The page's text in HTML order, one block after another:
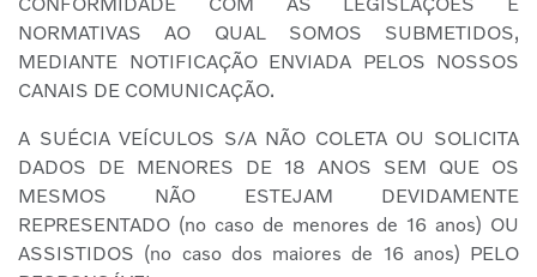
NORMATIVAS AO QUAL SOMOS SUBMETIDOS,
MEDIANTE NOTIFICAÇÃO ENVIADA PELOS NOSSOS
CANAIS DE COMUNICAÇÃO.
A SUÉCIA VEÍCULOS S/A NÃO COLETA OU SOLICITA
DADOS DE MENORES DE 18 ANOS SEM QUE OS
MESMOS NÃO ESTEJAM DEVIDAMENTE
REPRESENTADO (no caso de menores de 16 anos) OU
ASSISTIDOS (no caso dos maiores de 16 anos) PELO